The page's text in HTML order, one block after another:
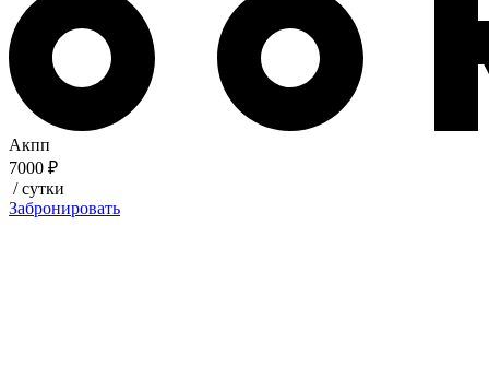
Акпп
7000 ₽
/ сутки
Забронировать